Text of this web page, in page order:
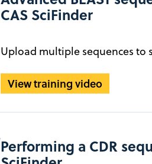
CAS SciFinder
Upload multiple sequences to
View training video
Performing a CDR